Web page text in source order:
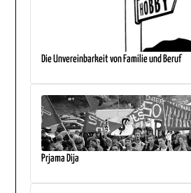
Die Unvereinbarkeit von Familie und Beruf
Prjama Dija